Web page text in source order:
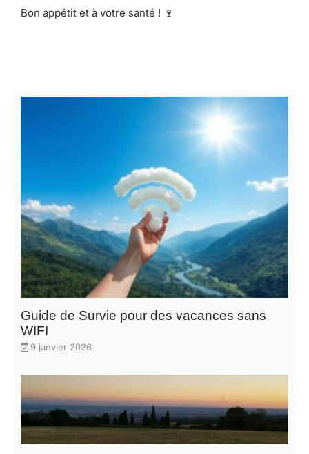
Bon appétit et à votre santé ! 🍷
Guide de Survie pour des vacances sans
WIFI
9 janvier 2026